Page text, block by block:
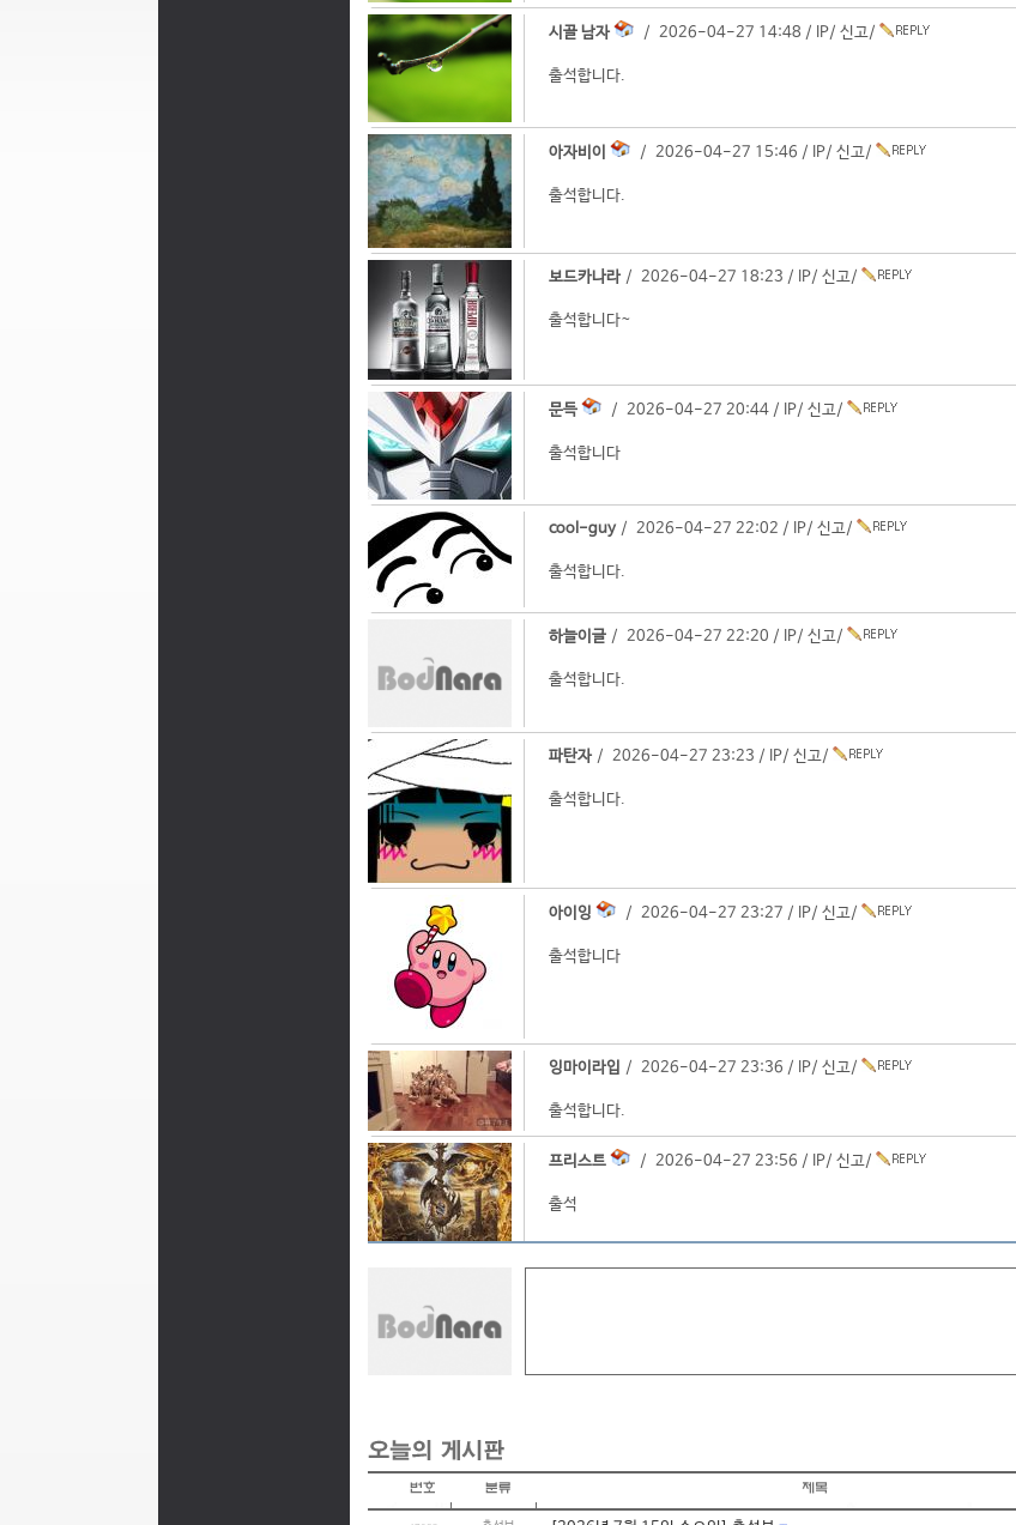
시골 남자 / 2026-04-27 14:48 / IP/ 신고/
출석합니다.
아자비이 / 2026-04-27 15:46 / IP/ 신고/
출석합니다.
보드카나라 / 2026-04-27 18:23 / IP/ 신고/
출석합니다~
문득 / 2026-04-27 20:44 / IP/ 신고/
출석합니다
cool-guy/ 2026-04-27 22:02 / IP/ 신고/
출석합니다.
하늘이글 / 2026-04-27 22:20 / IP/ 신고/
출석합니다.
파탄자 / 2026-04-27 23:23 / IP/ 신고/
출석합니다.
아이잉 / 2026-04-27 23:27 / IP/ 신고/
출석합니다
잉마이라입 / 2026-04-27 23:36 / IP/ 신고/
출석합니다.
프리스트 / 2026-04-27 23:56 / IP/ 신고/
출석